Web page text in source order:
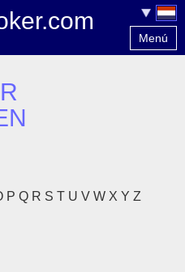
Menú
P Q R S T U V W X Y Z